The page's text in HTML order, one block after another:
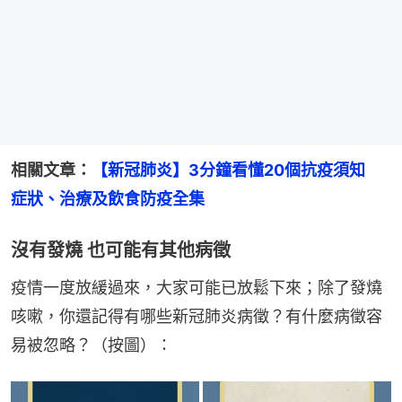
相關文章：
【新冠肺炎】3分鐘看懂20個抗疫須知
症狀、治療及飲食防疫全集
沒有發燒 也可能有其他病徵
疫情一度放緩過來，大家可能已放鬆下來；除了發燒
咳嗽，你還記得有哪些新冠肺炎病徵？有什麼病徵容
易被忽略？（按圖）：